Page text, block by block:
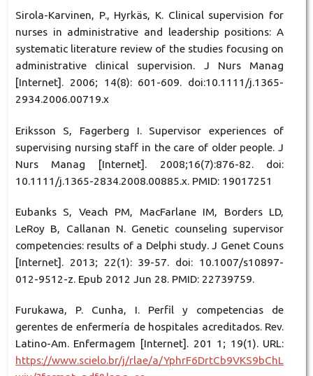
Sirola-Karvinen, P., Hyrkäs, K. Clinical supervision for
nurses in administrative and leadership positions: A
systematic literature review of the studies focusing on
administrative clinical supervision. J Nurs Manag
[Internet]. 2006; 14(8): 601-609. doi:10.1111/j.1365-
2934.2006.00719.x
Eriksson S, Fagerberg I. Supervisor experiences of
supervising nursing staff in the care of older people. J
Nurs Manag [Internet]. 2008;16(7):876-82. doi:
10.1111/j.1365-2834.2008.00885.x. PMID: 19017251
Eubanks S, Veach PM, MacFarlane IM, Borders LD,
LeRoy B, Callanan N. Genetic counseling supervisor
competencies: results of a Delphi study. J Genet Couns
[Internet]. 2013; 22(1): 39-57. doi: 10.1007/s10897-
012-9512-z. Epub 2012 Jun 28. PMID: 22739759.
Furukawa, P. Cunha, I. Perfil y competencias de
gerentes de enfermería de hospitales acreditados. Rev.
Latino-Am. Enfermagem [Internet]. 201 1; 19(1). URL:
https://www.scielo.br/j/rlae/a/YphrF6DrtCb9VKS9bChL